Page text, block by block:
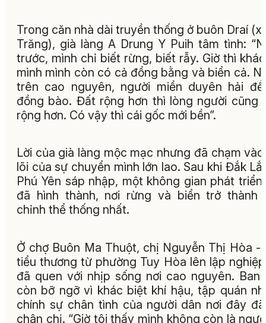
Trong căn nhà dài truyền thống ở buôn Draí
Trăng), già làng A Drung Y Puih tâm tình:
trước, mình chỉ biết rừng, biết rẫy. Giờ thì
mình mình còn có cả đồng bằng và biển cả.
trên cao nguyên, người miền duyên hải
đồng bào. Đất rộng hơn thì lòng người cũng
rộng hơn. Có vậy thì cái gốc mới bền”.
Lời của già làng mộc mạc nhưng đã chạm
lõi của sự chuyển mình lớn lao. Sau khi Đắk
Phú Yên sáp nhập, một không gian phát triển
đã hình thành, nơi rừng và biển trở thành
chỉnh thể thống nhất.
Ở chợ Buôn Ma Thuột, chị Nguyễn Thị Hòa -
tiểu thương từ phường Tuy Hòa lên lập
đã quen với nhịp sống nơi cao nguyên. Ban
còn bỡ ngỡ vì khác biệt khí hậu, tập quán
chính sự chân tình của người dân nơi đây
chân chị. “Giờ tôi thấy mình không còn là